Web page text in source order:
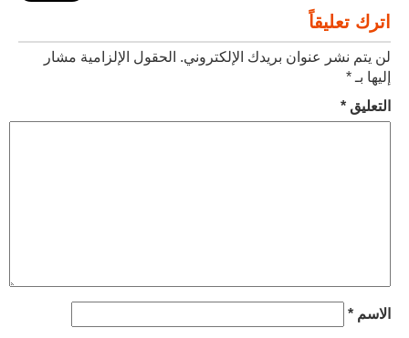
اترك تعليقاً
لن يتم نشر عنوان بريدك الإلكتروني. الحقول الإلزامية مشار
إليها بـ *
التعليق *
الاسم *